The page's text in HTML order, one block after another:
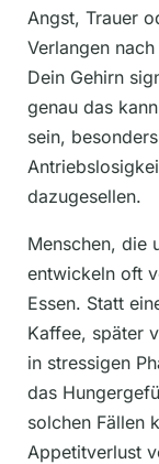
Angst, Trauer
Verlangen
Dein Gehirn
genau das
sein,
dazugesellen.
Menschen, die
entwickeln oft
Essen. Statt
Kaffee, später
in stressigen
das
solchen Fällen
Appetitverlust